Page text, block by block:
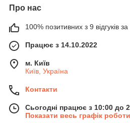
Про нас
100% позитивних з 9 відгуків за
Працює з 14.10.2022
м. Київ
Київ, Україна
Контакти
Сьогодні працює з 10:00 до
Показати весь графік роботи